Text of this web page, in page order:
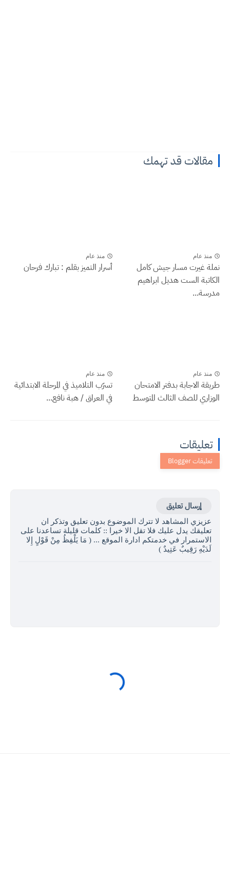
مقالات قد تهمك
منذ عام
نملة غيرت مسار جيش كامل
الكاتبة الست هديل ابراهيم
مدرسة...
منذ عام
أسرار التميز بقلم : تبارك فرحان
منذ عام
طريقة الاجابة بدفتر الامتحان
الوزاري للصف الثالث المتوسط
منذ عام
تسرّب التلاميذ في المرحلة الابتدائية
في العراق / هبة نافع...
تعليقات
إرسال تعليق
عزيزي المشاهد لا تترك الموضوع بدون تعليق وتذكر ان
تعليقك يدل عليك فلا تقل الا خيرا :: كلمات قليلة تساعدنا على
الاستمرار في خدمتكم ادارة الموقع ... ( مَا يَلْفِظُ مِنْ قَوْلٍ إِلا
لَدَيْهِ رَقِيبٌ عَتِيدٌ )